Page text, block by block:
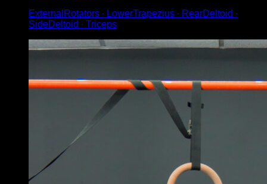
ExternalRotators ∙ LowerTrapezius ∙ RearDeltoid ∙
SideDeltoid ∙ Triceps